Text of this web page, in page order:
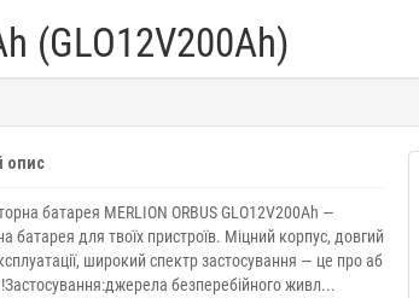
(GLO12V200Ah)
опис
батарея MERLION ORBUS GLO12V200Ah —
батарея для твоїх пристроїв. Міцний корпус, довгий
широкий спектр застосування — це про аб
безперебійного живл...